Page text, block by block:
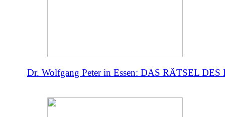
Dr. Wolfgang Peter in Essen: DAS RÄTSEL DES